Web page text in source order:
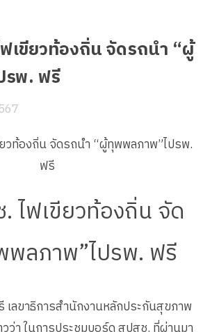
เขียวท้องถิ่น จัดรถนำ “ผู้
รพ. ฟรี
ไฟเขียวท้องถิ่น จัด
ลภาพ”ไปรพ. ฟรี
เลขาธิการสำนักงานหลักประกันสุขภาพ